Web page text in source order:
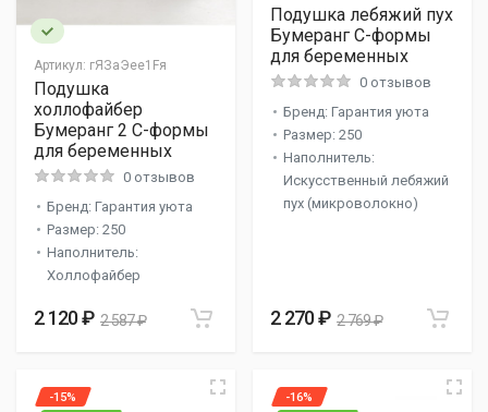
Артикул: гЯЗaЭее1Fя
Подушка
холлофайбер
Бумеранг 2 C-формы
для беременных
0 отзывов
Бренд: Гарантия уюта
Размер: 250
Наполнитель:
Холлофайбер
2 120 ₽ 2 587 ₽
Подушка лебяжий пух
Бумеранг C-формы
для беременных
0 отзывов
Бренд: Гарантия уюта
Размер: 250
Наполнитель:
Искусственный лебяжий
пух (микроволокно)
2 270 ₽ 2 769 ₽
-15%
-16%